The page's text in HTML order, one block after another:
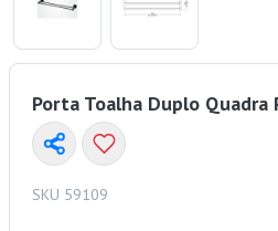
Porta Toalha Duplo Quadra
SKU 59109